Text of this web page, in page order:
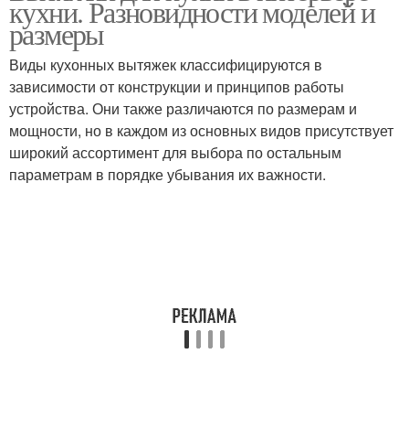
Угловая вытяжка Выдвижная вытяжка
кухни. Разновидности моделей и
размеры
Виды кухонных вытяжек классифицируются в
зависимости от конструкции и принципов работы
устройства. Они также различаются по размерам и
мощности, но в каждом из основных видов присутствует
широкий ассортимент для выбора по остальным
параметрам в порядке убывания их важности.